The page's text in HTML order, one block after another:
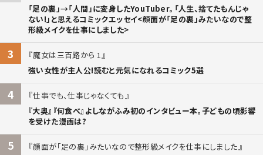
「足の裏」→「人間」に変身したYouTuber。「人生、捨てたもんじゃ
ない!」と思えるコミックエッセイ<顔面が「足の裏」みたいなので整
形級メイクを仕事にしました>
3
魔女は三百路から 1
強い女性が主人公!読むと元気になれるコミック5選
4
仕事でも、仕事じゃなくても
『大奥』『何食べ』よしながふみ初のインタビュー本。子どもの頃影響
を受けた漫画は?
5
顔面が「足の裏」みたいなので整形級メイクを仕事にしました